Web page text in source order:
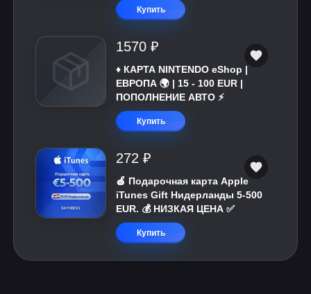
Купить
1570 ₽
♦️ КАРТА NINTENDO eShop |
ЕВРОПА 🌍 | 15 - 100 EUR |
ПОПОЛНЕНИЕ АВТО ⚡
Купить
272 ₽
🍎 Подарочная карта Apple
iTunes Gift Нидерланды 5-500
EUR. 💰 НИЗКАЯ ЦЕНА ✅
Купить